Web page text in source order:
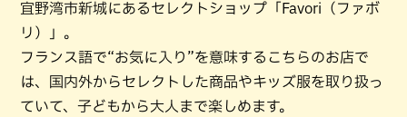
宜野湾市新城にあるセレクトショップ「Favori（ファボ
リ）」。
フランス語で“お気に入り”を意味するこちらのお店で
は、国内外からセレクトした商品やキッズ服を取り扱っ
ていて、子どもから大人まで楽しめます。